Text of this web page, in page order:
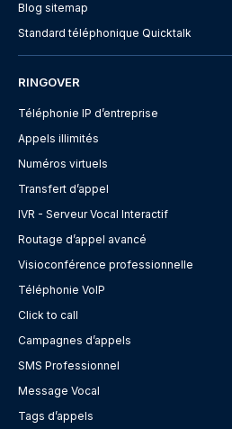
Blog sitemap
Standard téléphonique Quicktalk
RINGOVER
Téléphonie IP d’entreprise
Appels illimités
Numéros virtuels
Transfert d’appel
IVR - Serveur Vocal Interactif
Routage d’appel avancé
Visioconférence professionnelle
Téléphonie VoIP
Click to call
Campagnes d’appels
SMS Professionnel
Message Vocal
Tags d’appels